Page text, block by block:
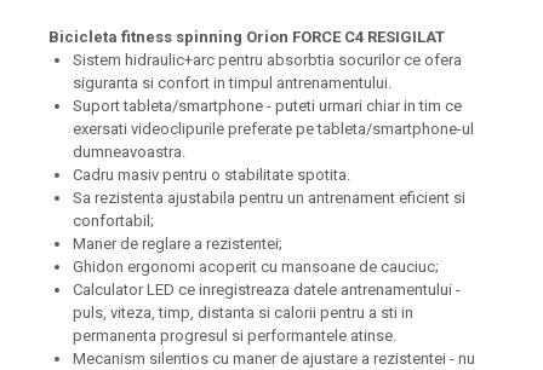
Bicicleta fitness spinning Orion FORCE C4 RESIGILAT
Sistem hidraulic+arc pentru absorbtia socurilor ce ofera
siguranta si confort in timpul antrenamentului.
Suport tableta/smartphone - puteti urmari chiar in tim ce
exersati videoclipurile preferate pe tableta/smartphone-ul
dumneavoastra.
Cadru masiv pentru o stabilitate spotita.
Sa rezistenta ajustabila pentru un antrenament eficient si
confortabil;
Maner de reglare a rezistentei;
Ghidon ergonomi acoperit cu mansoane de cauciuc;
Calculator LED ce inregistreaza datele antrenamentului -
puls, viteza, timp, distanta si calorii pentru a sti in
permanenta progresul si performantele atinse.
Mecanism silentios cu maner de ajustare a rezistentei - nu